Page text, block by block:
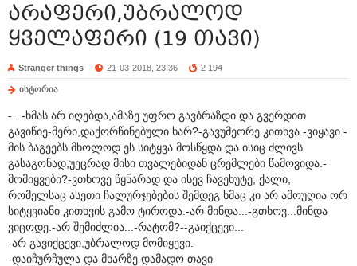
არაფერი,უბრალოდ
ყველაფერი (19 თავი)
Stranger things 21-03-2018, 23:36 2 194
ისტორია
-...-ხმას არ იღებდა,ამაზე უფრო გავბრაზდი და გვერდით
გავიწიე-მერი,დაქორწინებული ხარ?-გავუმეორე კითხვა.-ვიყავი.-
მის ბაგეებს მხოლოდ ეს სიტყვა მოსწყდა და ისიც ძლივს
გასაგონად,უეცრად მისი თვალებიდან ცრემლები წამოვიდა.-
მომიყვები?-ვთხოვე წყნარად და ისევ ჩავეხუტე, ქალი,
რომელსაც ასეთი ჩალურჯებების შემდეგ ხმაც კი არ ამოუღია ორ
სიტყვიანი კითხვის გამო ტიროდა.-არ მინდა...-გთხოვ...მინდა
ვიცოდე.-არ შემიძლია...-რატომ?--გაიქცევი...
-არ გავიქცევი,უბრალოდ მომიყევი.
-დაიჩურჩულა და მხარზე დამადო თავი